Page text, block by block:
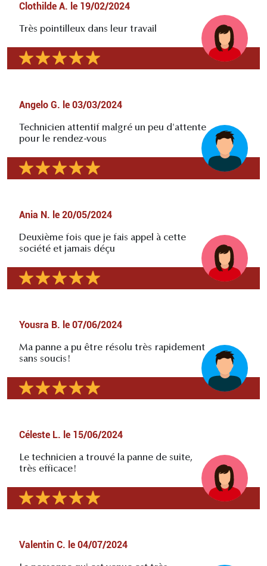
Clothilde A. le 19/02/2024
Très pointilleux dans leur travail
Angelo G. le 03/03/2024
Technicien attentif malgré un peu d'attente
pour le rendez-vous
Ania N. le 20/05/2024
Deuxième fois que je fais appel à cette
société et jamais déçu
Yousra B. le 07/06/2024
Ma panne a pu être résolu très rapidement
sans soucis!
Céleste L. le 15/06/2024
Le technicien a trouvé la panne de suite,
très efficace!
Valentin C. le 04/07/2024